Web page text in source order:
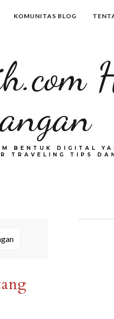
KOMUNITAS BLOG
BENTUK DIGITAL
TRAVELING TIPS